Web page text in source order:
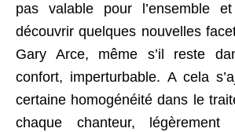
pas valable pour l’ensemble
découvrir quelques nouvelles
Gary Arce, même s’il reste
confort, imperturbable. A cela
certaine homogénéité dans le
chaque chanteur, légèrement